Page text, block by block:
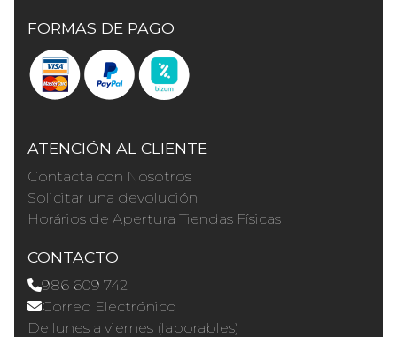
FORMAS DE PAGO
ATENCIÓN AL CLIENTE
Contacta con Nosotros
Solicitar una devolución
Horários de Apertura Tiendas Físicas
CONTACTO
986 609 742
Correo Electrónico
De lunes a viernes (laborables)